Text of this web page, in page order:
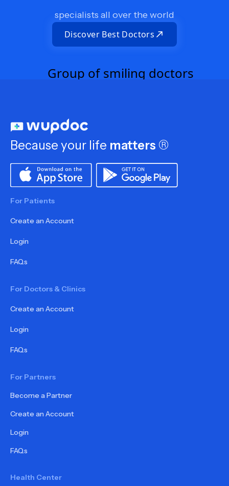
specialists all over the world
Discover Best Doctors
Because your life matters ®
For Patients
Create an Account
Login
FAQs
For Doctors & Clinics
Create an Account
Login
FAQs
For Partners
Become a Partner
Create an Account
Login
FAQs
Health Center